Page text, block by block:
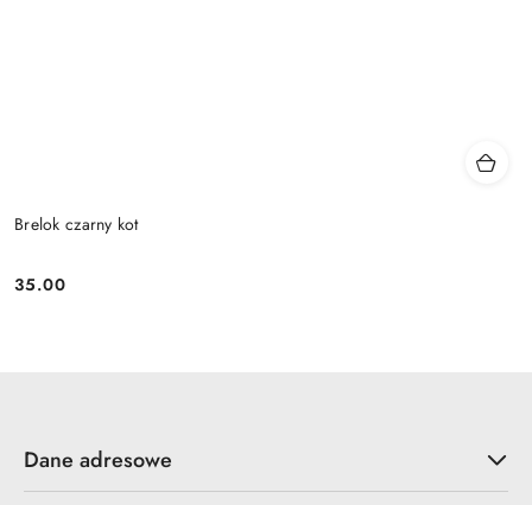
Brelok czarny kot
Cena:
35.00
Dane adresowe